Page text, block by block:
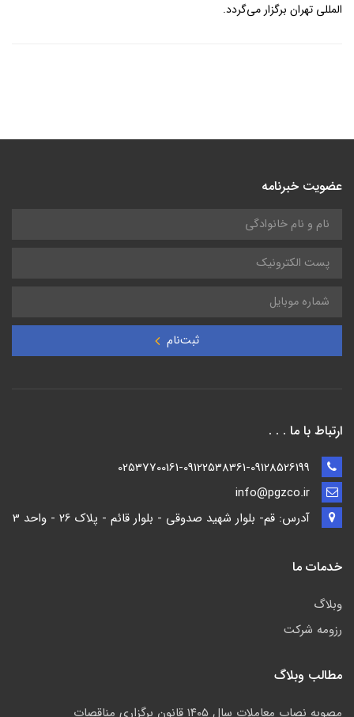
المللی تهران برگزار می‌گردد.
عضویت خبرنامه
ثبت‌نام
ارتباط با ما . . .
آدرس: قم- بلوار شهید صدوقی - بلوار قائم - پلاک 26 - واحد 3
خدمات ما
وبلاگ
رزومه شرکت
مطالب وبلاگ
مصوبه نصاب معاملات سال ۱۴۰۵ قانون برگزاری مناقصات